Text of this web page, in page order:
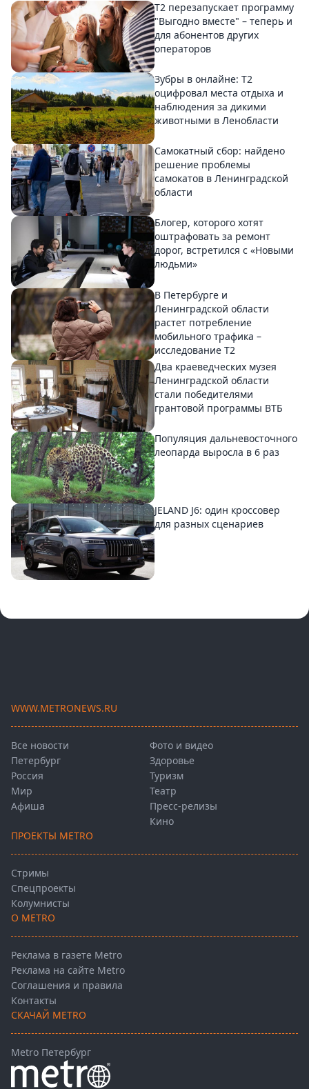
Т2 перезапускает программу
"Выгодно вместе" – теперь и
для абонентов других
операторов
Зубры в онлайне: Т2
оцифровал места отдыха и
наблюдения за дикими
животными в Ленобласти
Самокатный сбор: найдено
решение проблемы
самокатов в Ленинградской
области
Блогер, которого хотят
оштрафовать за ремонт
дорог, встретился с «Новыми
людьми»
В Петербурге и
Ленинградской области
растет потребление
мобильного трафика –
исследование T2
Два краеведческих музея
Ленинградской области
стали победителями
грантовой программы ВТБ
Популяция дальневосточного
леопарда выросла в 6 раз
JELAND J6: один кроссовер
для разных сценариев
WWW.METRONEWS.RU
Все новости
Петербург
Россия
Мир
Афиша
Фото и видео
Здоровье
Туризм
Театр
Пресс-релизы
Кино
ПРОЕКТЫ METRO
Стримы
Спецпроекты
Колумнисты
О METRO
Реклама в газете Metro
Реклама на сайте Metro
Соглашения и правила
Контакты
СКАЧАЙ METRO
Metro Петербург